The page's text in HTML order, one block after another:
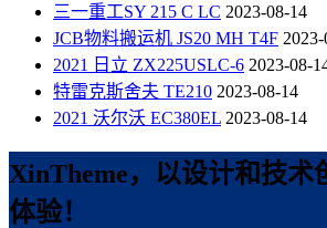
三一重工SY 215 C LC 2023-08-14
JCB物料搬运机 JS20 MH T4F
2021 日立 ZX225USLC-6 2023-08-
特雷克斯舍夫 TE210 2023-08-14
2021 沃尔沃 EC380EL 2023-08-14
XinTheme，以设计和技术
体验！